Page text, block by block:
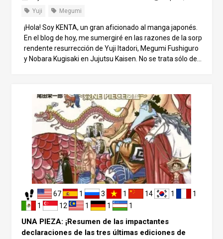
Yuji Megumi
¡Hola! Soy KENTA, un gran aficionado al manga japonés.
En el blog de hoy, me sumergiré en las razones de la sorp
rendente resurrección de Yuji Itadori, Megumi Fushiguro
y Nobara Kugisaki en Jujutsu Kaisen. No se trata sólo de
nio por darse cuenta de esto!”. Preocupaciones sobre el f
inal de Jujutsu Kaisen Jujutsu Kaisen es conocido por su
narrativa oscura y seria, que rara vez ofrece finales felic
es. Gege Akutami, el autor, ha sometido a menudo a los
personajes a duros destinos. Por eso, cuando todos los e
studiantes de primer año sobreviven en la batalla final, r
esulta sorprendente e inquietante, y deja a los lectores p
reguntándose: “¿Es realmente así como acaba?”. El caso
de Nobara Kugisaki es especialmente intrigante. Sufrió g
raves heridas durante el incidente de Shibuya y había est
ado ausente de la historia durante mucho tiempo. Su reg
lla final sorprendió a muchos lectores. La extraña resurre
cción de Nobara Hay varios misterios sin resolver en torn
67 1 3 1 14 1
1
1
12 1 1 1
UNA PIEZA: ¡Resumen de las impactantes
declaraciones de las tres últimas ediciones de